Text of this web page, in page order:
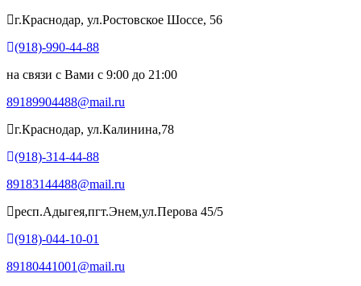
г.Краснодар, ул.Ростовское Шоссе, 56
(918)-990-44-88
на связи с Вами с 9:00 до 21:00
89189904488@mail.ru
г.Краснодар, ул.Калинина,78
(918)-314-44-88
89183144488@mail.ru
респ.Адыгея,пгт.Энем,ул.Перова 45/5
(918)-044-10-01
89180441001@mail.ru